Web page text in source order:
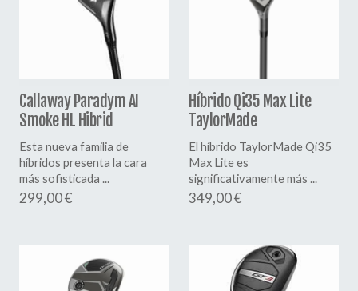
Callaway Paradym AI
Smoke HL Hibrid
Esta nueva familia de
híbridos presenta la cara
más sofisticada ...
299,00 €
Híbrido Qi35 Max Lite
TaylorMade
El híbrido TaylorMade Qi35
Max Lite es
significativamente más ...
349,00 €